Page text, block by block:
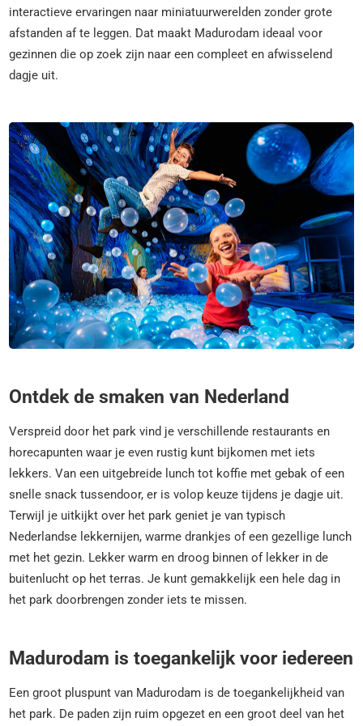
interactieve ervaringen naar miniatuurwerelden zonder grote
afstanden af te leggen. Dat maakt Madurodam ideaal voor
gezinnen die op zoek zijn naar een compleet en afwisselend
dagje uit.
Ontdek de smaken van Nederland
Verspreid door het park vind je verschillende restaurants en
horecapunten waar je even rustig kunt bijkomen met iets
lekkers. Van een uitgebreide lunch tot koffie met gebak of een
snelle snack tussendoor, er is volop keuze tijdens je dagje uit.
Terwijl je uitkijkt over het park geniet je van typisch
Nederlandse lekkernijen, warme drankjes of een gezellige lunch
met het gezin. Lekker warm en droog binnen of lekker in de
buitenlucht op het terras. Je kunt gemakkelijk een hele dag in
het park doorbrengen zonder iets te missen.
Madurodam is toegankelijk voor iedereen
Een groot pluspunt van Madurodam is de toegankelijkheid van
het park. De paden zijn ruim opgezet en een groot deel van het